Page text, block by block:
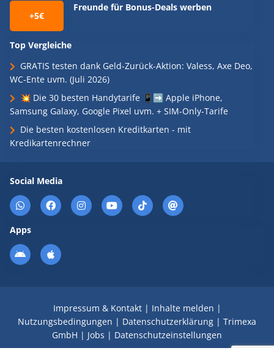
+5€
Freunde für Bonus-Deals werben
Top Vergleiche
GRATIS testen dank Geld-Zurück-Aktion: Valess, Axe Deo,
WC-Ente uvm. (Juli 2026)
💥 Die 30 besten Handytarife 📱➡️ Apple iPhone,
Samsung Galaxy, Google Pixel uvm. + SIM-Only-Tarife
Die besten kostenlosen Kreditkarten - mit
Kredikartenrechner
Social Media
Apps
Impressum & Kontakt| Inhalte melden |
Nutzungsbedingungen | Datenschutzerklärung | Trimexa
GmbH | Jobs | Datenschutzeinstellungen